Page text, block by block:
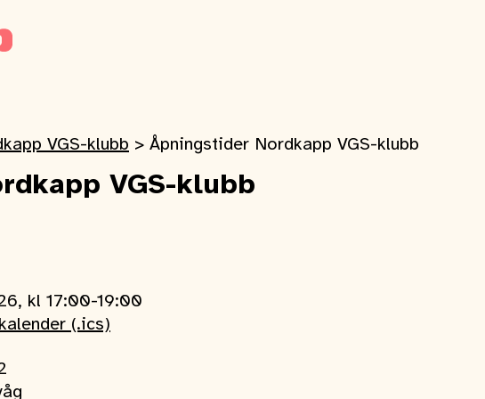
VGS-klubb > Åpningstider Nordkapp VGS-klubb
VGS-klubb
kl 17:00-19:00
(.ics)